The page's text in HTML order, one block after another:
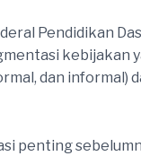
Pendidikan
kebijakan
dan informal)
penting